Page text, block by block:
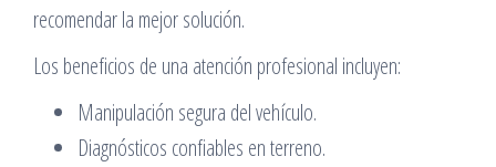
recomendar la mejor solución.
Los beneficios de una atención profesional incluyen:
Manipulación segura del vehículo.
Diagnósticos confiables en terreno.